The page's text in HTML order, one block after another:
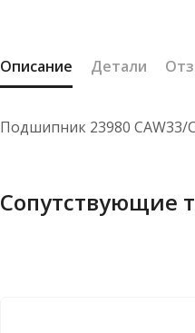
Описание Детали
Подшипник 23980 CAW33/
Сопутствующие